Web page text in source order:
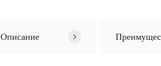
Описание